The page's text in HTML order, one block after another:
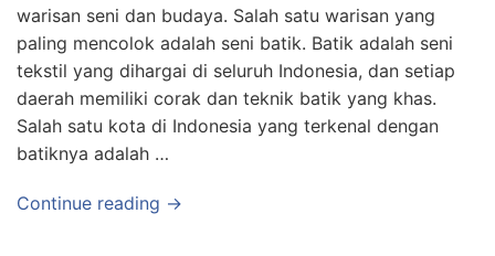
warisan seni dan budaya. Salah satu warisan yang
paling mencolok adalah seni batik. Batik adalah seni
tekstil yang dihargai di seluruh Indonesia, dan setiap
daerah memiliki corak dan teknik batik yang khas.
Salah satu kota di Indonesia yang terkenal dengan
batiknya adalah …
Continue reading →